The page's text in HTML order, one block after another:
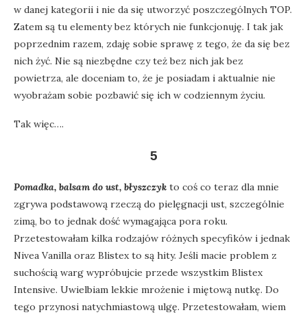
w danej kategorii i nie da się utworzyć poszczególnych TOP.
Zatem są tu elementy bez których nie funkcjonuję. I tak jak
poprzednim razem, zdaję sobie sprawę z tego, że da się bez
nich żyć. Nie są niezbędne czy też bez nich jak bez
powietrza, ale doceniam to, że je posiadam i aktualnie nie
wyobrażam sobie pozbawić się ich w codziennym życiu.
Tak więc….
5
Pomadka, balsam do ust, błyszczyk to coś co teraz dla mnie
zgrywa podstawową rzeczą do pielęgnacji ust, szczególnie
zimą, bo to jednak dość wymagająca pora roku.
Przetestowałam kilka rodzajów różnych specyfików i jednak
Nivea Vanilla oraz Blistex to są hity. Jeśli macie problem z
suchością warg wypróbujcie przede wszystkim Blistex
Intensive. Uwielbiam lekkie mrożenie i miętową nutkę. Do
tego przynosi natychmiastową ulgę. Przetestowałam, wiem